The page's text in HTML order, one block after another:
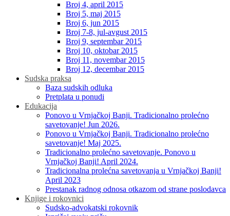
Broj 4, april 2015
Broj 5, maj 2015
Broj 6, jun 2015
Broj 7-8, jul-avgust 2015
Broj 9, septembar 2015
Broj 10, oktobar 2015
Broj 11, novembar 2015
Broj 12, decembar 2015
Sudska praksa
Baza sudskih odluka
Pretplata u ponudi
Edukacija
Ponovo u Vrnjačkoj Banji. Tradicionalno prolećno
savetovanje! Jun 2026.
Ponovo u Vrnjačkoj Banji. Tradicionalno prolećno
savetovanje! Maj 2025.
Tradicionalno prolećno savetovanje. Ponovo u
Vrnjačkoj Banji! April 2024.
Tradicionalna prolećna savetovanja u Vrnjačkoj Banji!
April 2023
Prestanak radnog odnosa otkazom od strane poslodavca
Knjige i rokovnici
Sudsko-advokatski rokovnik